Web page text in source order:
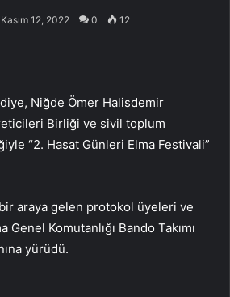
Kasım 12, 2022 0 12
Niğde Ömer Halisdemir
Birliği ve sivil toplum
“2. Hasat Günleri Elma Festivali”
araya gelen protokol üyeleri ve
Genel Komutanlığı Bando Takımı
yürüdü.